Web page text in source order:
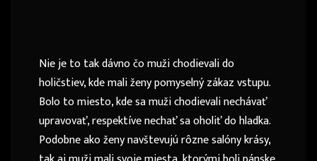
Nie je to tak dávno čo muži chodievali do
holičstiev, kde mali ženy pomyselný zákaz vstupu.
Bolo to miesto, kde sa muži chodievali nechávať
upravovať, respektíve nechať sa oholiť do hladka.
Podobne ako ženy navštevujú rôzne salóny krásy,